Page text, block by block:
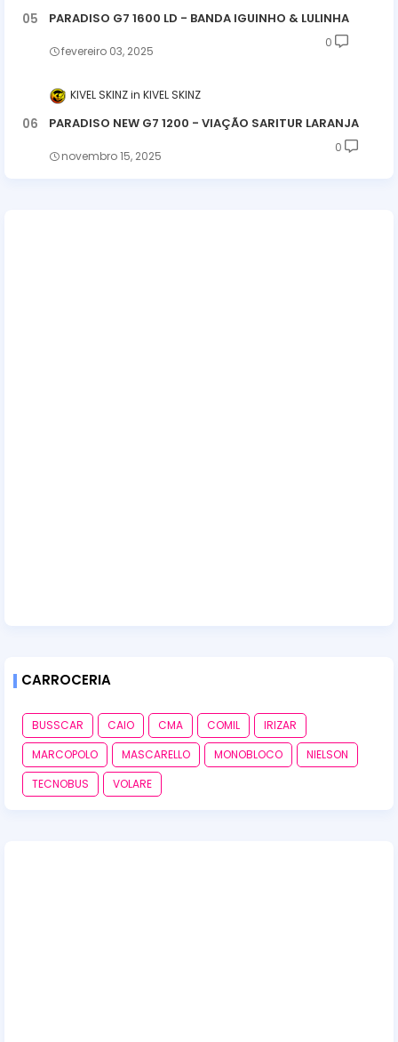
PARADISO G7 1600 LD - BANDA IGUINHO & LULINHA
fevereiro 03, 2025
0
KIVEL SKINZ KIVEL SKINZ
PARADISO NEW G7 1200 - VIAÇÃO SARITUR LARANJA
novembro 15, 2025
0
CARROCERIA
BUSSCAR CAIO CMA COMIL
IRIZAR
MARCOPOLO
MASCARELLO MONOBLOCO
NIELSON
TECNOBUS
VOLARE